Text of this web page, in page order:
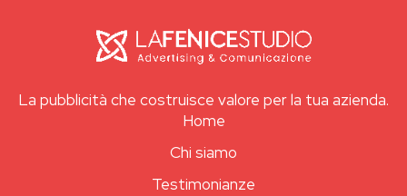
La pubblicità che costruisce valore per la tua azienda.
Home
Chi siamo
Testimonianze